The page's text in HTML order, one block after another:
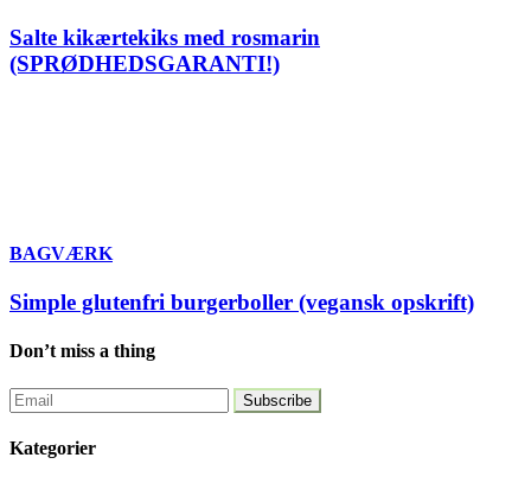
Salte kikærtekiks med rosmarin
(SPRØDHEDSGARANTI!)
BAGVÆRK
Simple glutenfri burgerboller (vegansk opskrift)
Don’t miss a thing
Kategorier